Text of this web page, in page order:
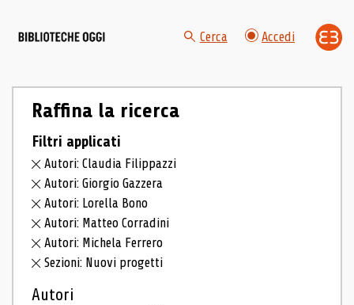
Cerca Accedi
Raffina la ricerca
Filtri applicati
Autori: Claudia Filippazzi
Autori: Giorgio Gazzera
Autori: Lorella Bono
Autori: Matteo Corradini
Autori: Michela Ferrero
Sezioni: Nuovi progetti
Autori